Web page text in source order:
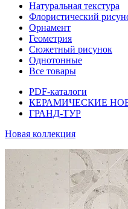
Натуральная текстура
Флористический
Орнамент
Геометрия
Сюжетный рисунок
Однотонные
Все товары
PDF-каталоги
КЕРАМИЧЕСКИЕ
ГРАНД-ТУР
Новая коллекция